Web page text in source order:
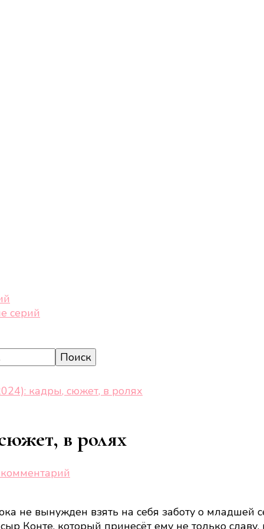
серий
кадры, сюжет, в ролях
в ролях
корова
не вынужден взять на себя заботу о младшей
Конте, который принесёт ему не только